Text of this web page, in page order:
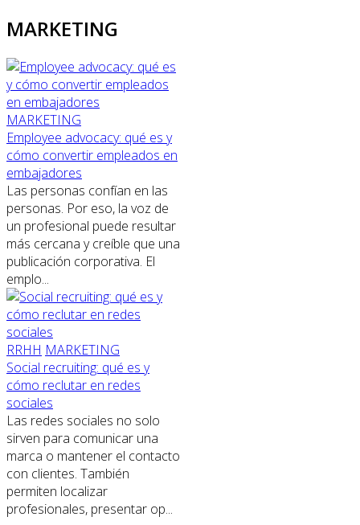
MARKETING
MARKETING
Employee advocacy: qué es y
cómo convertir empleados en
embajadores
Las personas confían en las
personas. Por eso, la voz de
un profesional puede resultar
más cercana y creíble que una
publicación corporativa. El
emplo...
RRHH MARKETING
Social recruiting: qué es y
cómo reclutar en redes
sociales
Las redes sociales no solo
sirven para comunicar una
marca o mantener el contacto
con clientes. También
permiten localizar
profesionales, presentar op...